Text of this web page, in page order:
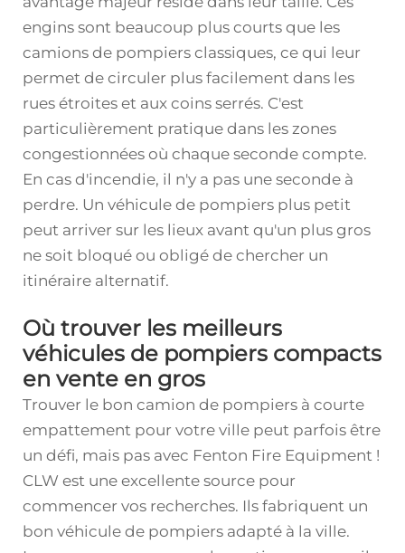
engins sont beaucoup plus courts que les
camions de pompiers classiques, ce qui leur
permet de circuler plus facilement dans les
rues étroites et aux coins serrés. C'est
particulièrement pratique dans les zones
congestionnées où chaque seconde compte.
En cas d'incendie, il n'y a pas une seconde à
perdre. Un véhicule de pompiers plus petit
peut arriver sur les lieux avant qu'un plus gros
ne soit bloqué ou obligé de chercher un
itinéraire alternatif.
Où trouver les meilleurs
véhicules de pompiers compacts
en vente en gros
Trouver le bon camion de pompiers à courte
empattement pour votre ville peut parfois être
un défi, mais pas avec Fenton Fire Equipment !
CLW est une excellente source pour
commencer vos recherches. Ils fabriquent un
bon véhicule de pompiers adapté à la ville.